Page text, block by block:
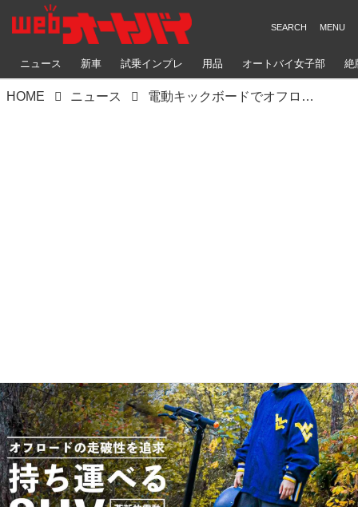
ニュース 新車 試乗インプレ 用品 オートバイ女子部 絶
HOME ニュース 電動キックボードでオフロード⁉ アウトドアで活躍する新たな特定小型原付がクラファンのCAMPFIREで先行販売中